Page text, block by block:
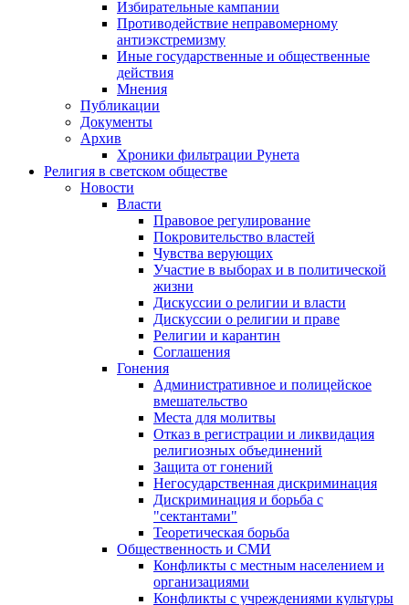
Избирательные кампании
Противодействие неправомерному
антиэкстремизму
Иные государственные и общественные
действия
Мнения
Публикации
Документы
Архив
Хроники фильтрации Рунета
Религия в светском обществе
Новости
Власти
Правовое регулирование
Покровительство властей
Чувства верующих
Участие в выборах и в политической
жизни
Дискуссии о религии и власти
Дискуссии о религии и праве
Религии и карантин
Соглашения
Гонения
Административное и полицейское
вмешательство
Места для молитвы
Отказ в регистрации и ликвидация
религиозных объединений
Защита от гонений
Негосударственная дискриминация
Дискриминация и борьба с
"сектантами"
Теоретическая борьба
Общественность и СМИ
Конфликты с местным населением и
организациями
Конфликты с учреждениями культуры